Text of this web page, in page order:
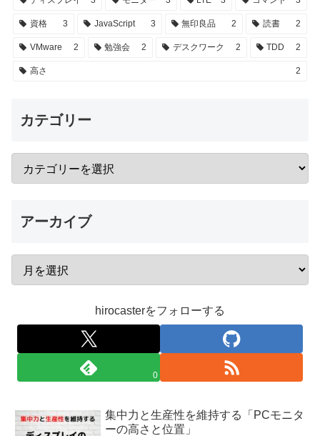
資格 3 JavaScript 3 無印良品 2 読書 2
VMware 2 勉強会 2 デスクワーク 2 TDD 2
高さ 2
カテゴリー
アーカイブ
hirocasterをフォローする
0
集中力と生産性を維持する「PCモニタ
ーの高さと位置」